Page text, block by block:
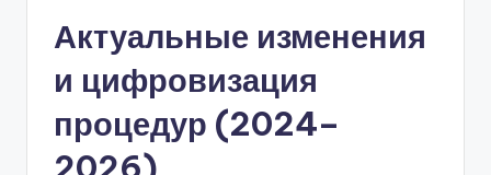
Актуальные изменения
и цифровизация
процедур (2024–